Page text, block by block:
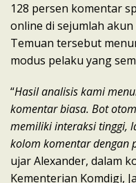
128 persen komentar
online di sejumlah
Temuan tersebut
modus pelaku yang
“Hasil analisis kami
komentar biasa. Bot
memiliki interaksi tinggi,
kolom komentar dengan
ujar Alexander, dalam
Kementerian Komdigi,